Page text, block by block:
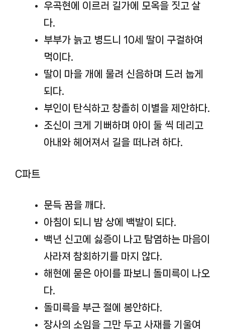
우곡현에 이르러 길가에 모옥을 짓고 살
다.
부부가 늙고 병드니 10세 딸이 구걸하여
먹이다.
딸이 마을 개에 물려 신음하며 드러 눕게
되다.
부인이 탄식하고 창졸히 이별을 제안하다.
조신이 크게 기뻐하며 아이 둘 씩 데리고
아내와 헤어져서 길을 떠나려 하다.
C파트
문득 꿈을 깨다.
아침이 되니 밤 상에 백발이 되다.
백년 신고에 싫증이 나고 탐염하는 마음이
사라져 참회하기를 마지 않다.
해현에 묻은 아이를 파보니 돌미륵이 나오
다.
돌미륵을 부근 절에 봉안하다.
장사의 소임을 그만 두고 사재를 기울여